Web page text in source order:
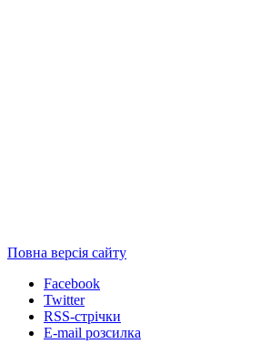
Повна версія сайту
Facebook
Twitter
RSS-стрічки
E-mail розсилка